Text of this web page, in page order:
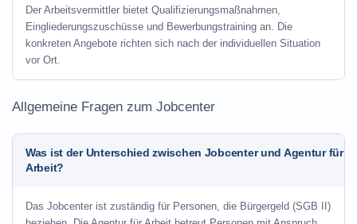
Der Arbeitsvermittler bietet Qualifizierungsmaßnahmen,
Eingliederungszuschüsse und Bewerbungstraining an. Die
konkreten Angebote richten sich nach der individuellen Situation
vor Ort.
Allgemeine Fragen zum Jobcenter
Was ist der Unterschied zwischen Jobcenter und Agentur für
Arbeit?
Das Jobcenter ist zuständig für Personen, die Bürgergeld (SGB II)